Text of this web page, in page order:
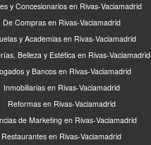
y Concesionarios en Rivas-Vaciamadrid
De Compras en Rivas-Vaciamadrid
y Academias en Rivas-Vaciamadrid
Belleza y Estética en Rivas-Vaciamadrid
y Bancos en Rivas-Vaciamadrid
Inmobiliarias en Rivas-Vaciamadrid
Reformas en Rivas-Vaciamadrid
de Marketing en Rivas-Vaciamadrid
Restaurantes en Rivas-Vaciamadrid